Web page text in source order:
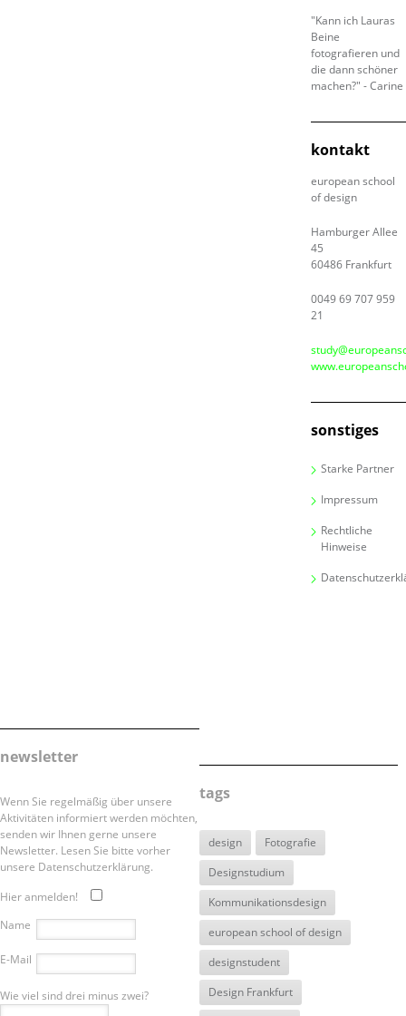
"Kann ich Lauras
Beine
fotografieren und
die dann schöner
machen?" - Carine
kontakt
european school
of design
Hamburger Allee
45
60486 Frankfurt
0049 69 707 959
21
sonstiges
Starke Partner
Impressum
Rechtliche
Hinweise
newsletter
Wenn Sie regelmäßig über unsere
Aktivitäten informiert werden möchten,
senden wir Ihnen gerne unsere
Newsletter. Lesen Sie bitte vorher
unsere Datenschutzerklärung.
Hier anmelden!
Name
E-Mail
Wie viel sind drei minus zwei?
tags
design
Fotografie
Designstudium
Kommunikationsdesign
european school of design
designstudent
Design Frankfurt